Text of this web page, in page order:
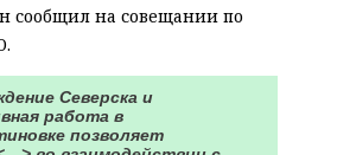
сообщил на совещании по
Северска и
работа в
позволяет